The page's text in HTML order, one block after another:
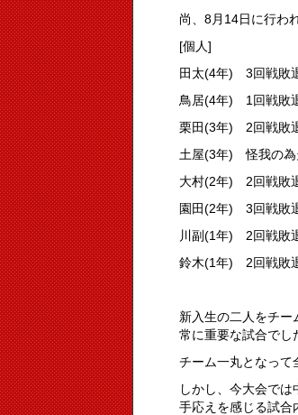
尚、8月14日に行わ
[個人]
田太(4年) 3回戦敗
鳥居(4年) 1回戦敗
栗田(3年) 2回戦敗
土屋(3年) 怪我の為
大村(2年) 2回戦敗
園田(2年) 3回戦敗
川副(1年) 2回戦敗
鈴木(1年) 2回戦敗
新入生の二人をチ
常に重要な試合でし
チーム一丸となって
しかし、今大会で
手応えを感じる試合